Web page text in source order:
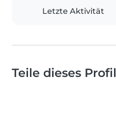
Letzte Aktivität
Teile dieses Profil